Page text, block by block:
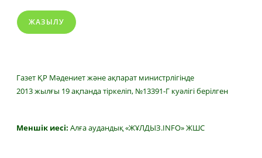
ЖАЗЫЛУ
Газет ҚР Мәдениет және ақпарат министрлігінде
2013 жылғы 19 ақпанда тіркеліп, №13391-Г куәлігі берілген
Меншік иесі: Алға аудандық «ЖҰЛДЫЗ.INFO» ЖШС